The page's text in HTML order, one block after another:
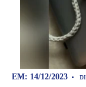
EM: 14/12/2023